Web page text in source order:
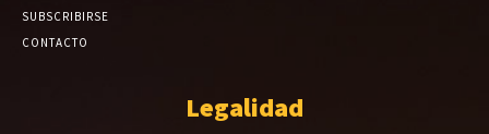
SUBSCRIBIRSE
CONTACTO
Legalidad